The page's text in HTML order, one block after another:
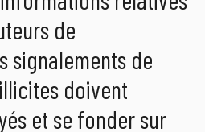
de
signalements de
doivent
et se fonder sur